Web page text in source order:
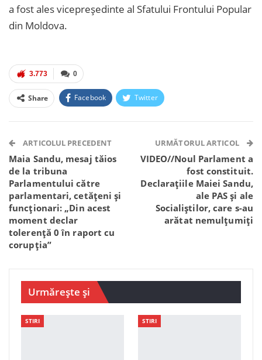
a fost ales vicepreşedinte al Sfatului Frontului Popular
din Moldova.
0
3.773
Share Facebook Twitter
Telegram WhatsApp Viber
ARTICOLUL PRECEDENT
Maia Sandu, mesaj tăios
de la tribuna
Parlamentului către
parlamentari, cetățeni și
funcționari: „Din acest
moment declar
tolerență 0 în raport cu
corupția”
URMĂTORUL ARTICOL
VIDEO//Noul Parlament a
fost constituit.
Declarațiile Maiei Sandu,
ale PAS și ale
Socialiștilor, care s-au
arătat nemulțumiți
Urmărește și
STIRI STIRI